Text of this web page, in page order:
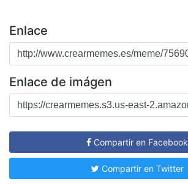
Enlace
Enlace de imágen
Compartir en Facebook
Compartir en Twitter